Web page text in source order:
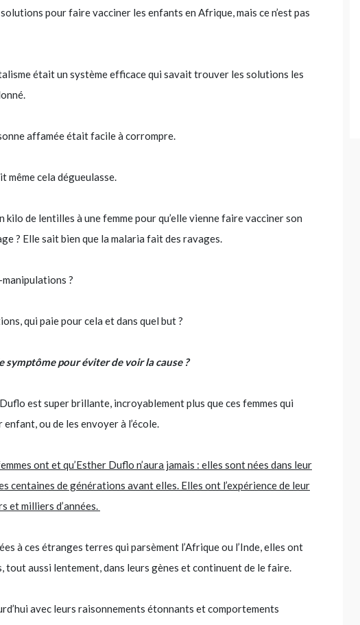
pour faire vacciner les enfants en Afrique, mais ce n’est pas
était un système efficace qui savait trouver les solutions les
affamée était facile à corrompre.
même cela dégueulasse.
de lentilles à une femme pour qu’elle vienne faire vacciner son
? Elle sait bien que la malaria fait des ravages.
?
qui paie pour cela et dans quel but ?
pour éviter de voir la cause ?
Duflo est super brillante, incroyablement plus que ces femmes qui
ou de les envoyer à l’école.
ont et qu’Esther Duflo n’aura jamais : elles sont nées dans leur
centaines de générations avant elles. Elles ont l’expérience de leur
et milliers d’années.
à ces étranges terres qui parsèment l’Afrique ou l’Inde, elles ont
aussi lentement, dans leurs gènes et continuent de le faire.
avec leurs raisonnements étonnants et comportements